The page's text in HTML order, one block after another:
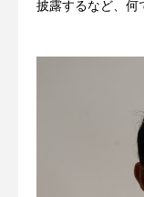
披露するなど、何